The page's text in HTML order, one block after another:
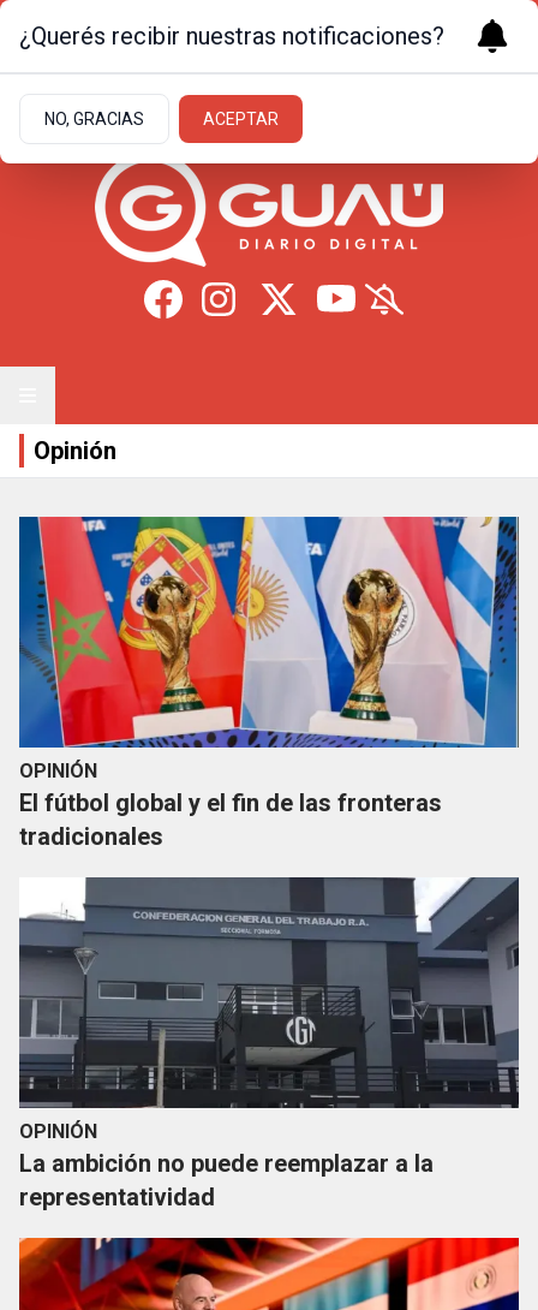
16.7ºc | Formosa
Opinión
OPINIÓN
El fútbol global y el fin de las fronteras
tradicionales
OPINIÓN
La ambición no puede reemplazar a la
representatividad
¿Querés recibir nuestras notificaciones?
NO, GRACIAS ACEPTAR